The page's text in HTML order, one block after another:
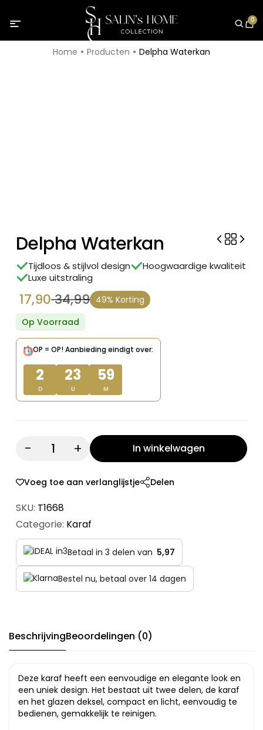
0
Home Producten Delpha Waterkan
Delpha Waterkan
Tijdloos & stijlvol design
Hoogwaardige kwaliteit
Luxe uitstraling
34,99
Oorspronkelijke
prijs
was:
€ 34,99.
17,90
Huidige
prijs
is:
€ 17,90.
49% Korting
Op Voorraad
OP = OP!Aanbieding eindigt over:
2
D
23
U
59
M
Quantity: In winkelwagen
Voeg toe aan verlanglijstje Delen
SKU: T1668
Categorie: Karaf
Betaal in 3 delen van 5,97
Bestel nu, betaal over 14 dagen
BeschrijvingBeoordelingen (0)
Deze karaf heeft een eenvoudige en elegante look en
een uniek design. Het bestaat uit twee delen, de karaf
en het glazen deksel, compact en licht, eenvoudig te
bedienen, gemakkelijk te reinigen.